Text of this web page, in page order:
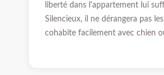
liberté dans l'appartement lui
Silencieux, il ne dérangera pas
cohabite facilement avec chien